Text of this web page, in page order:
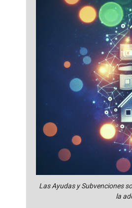
Las Ayudas y Subvenciones
la